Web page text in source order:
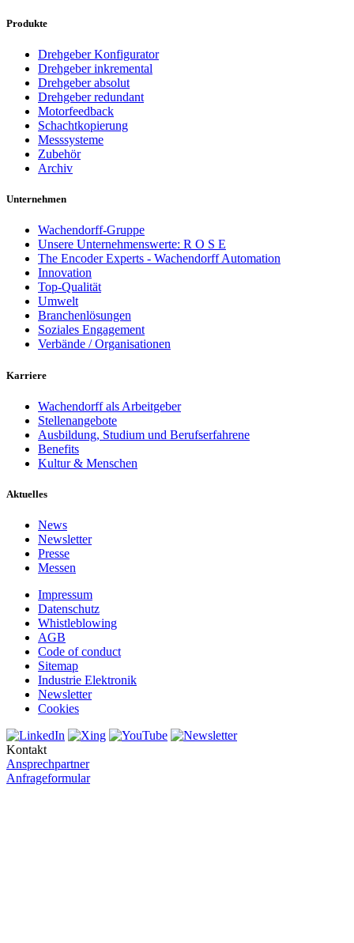
Produkte
Drehgeber Konfigurator
Drehgeber inkremental
Drehgeber absolut
Drehgeber redundant
Motorfeedback
Schachtkopierung
Messsysteme
Zubehör
Archiv
Unternehmen
Wachendorff-Gruppe
Unsere Unternehmenswerte: R O S E
The Encoder Experts - Wachendorff Automation
Innovation
Top-Qualität
Umwelt
Branchenlösungen
Soziales Engagement
Verbände / Organisationen
Karriere
Wachendorff als Arbeitgeber
Stellenangebote
Ausbildung, Studium und Berufserfahrene
Benefits
Kultur & Menschen
Aktuelles
News
Newsletter
Presse
Messen
Impressum
Datenschutz
Whistleblowing
AGB
Code of conduct
Sitemap
Industrie Elektronik
Newsletter
Cookies
Kontakt
Ansprechpartner
Anfrageformular